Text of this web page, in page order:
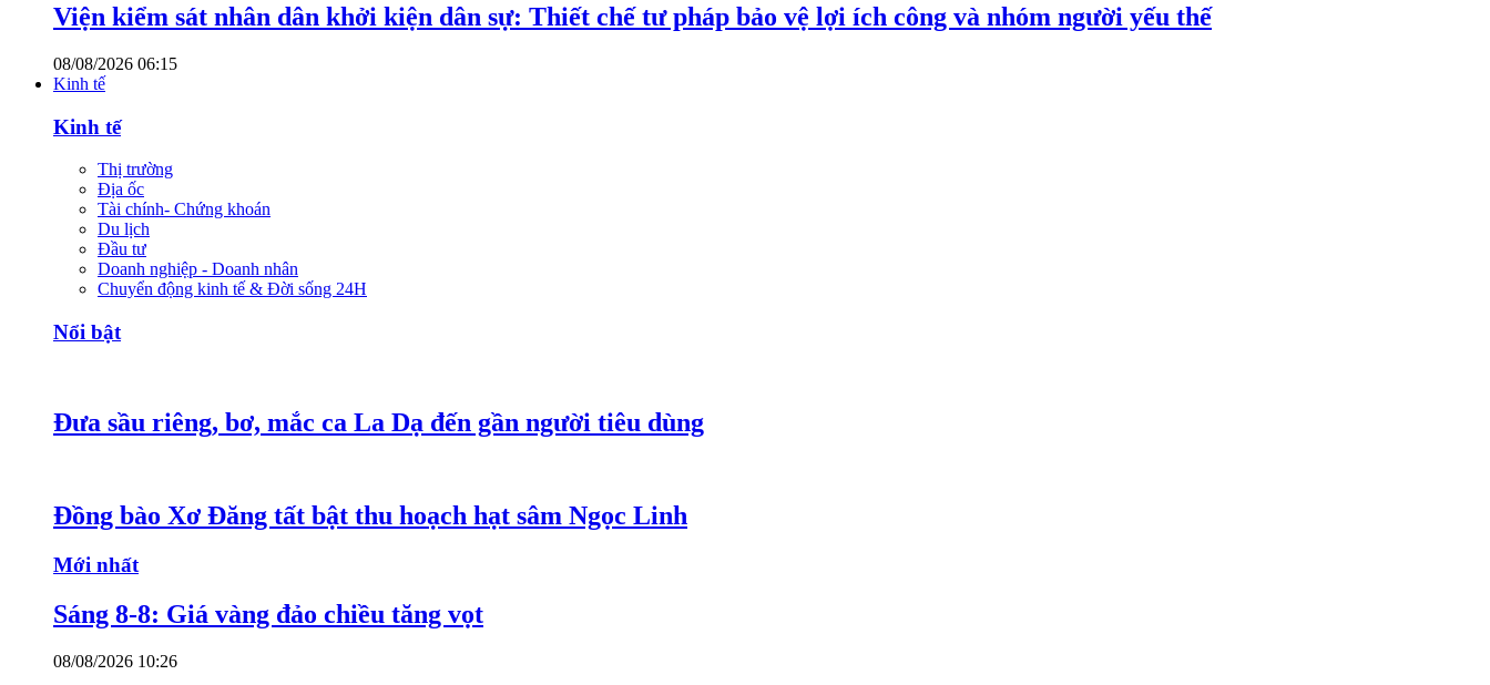
Viện kiểm sát nhân dân khởi kiện dân sự: Thiết chế tư pháp bảo vệ lợi ích công và nhóm người yếu thế
08/08/2026 06:15
Kinh tế
Kinh tế
Thị trường
Địa ốc
Tài chính- Chứng khoán
Du lịch
Đầu tư
Doanh nghiệp - Doanh nhân
Chuyển động kinh tế & Đời sống 24H
Nổi bật
Đưa sầu riêng, bơ, mắc ca La Dạ đến gần người tiêu dùng
Đồng bào Xơ Đăng tất bật thu hoạch hạt sâm Ngọc Linh
Mới nhất
Sáng 8-8: Giá vàng đảo chiều tăng vọt
08/08/2026 10:26